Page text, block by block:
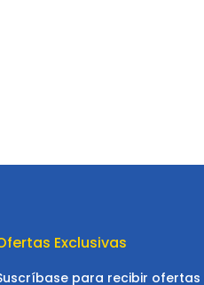
Exclusivas
para recibir ofertas